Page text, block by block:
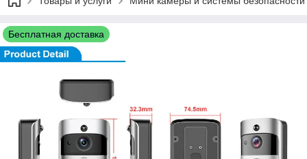
Бесплатная доставка